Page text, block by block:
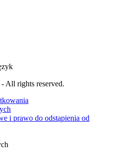
- All rights reserved.
i prawo do odstąpienia od